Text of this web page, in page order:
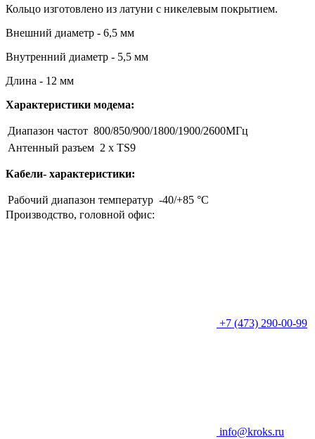
Кольцо изготовлено из латуни с никелевым покрытием.
Внешний диаметр - 6,5 мм
Внутренний диаметр - 5,5 мм
Длина - 12 мм
Характеристики модема:
Диапазон частот 800/850/900/1800/1900/2600МГц
Антенный разъем 2 x TS9
Кабели- характеристики:
Рабочий диапазон температур -40/+85 °C
Производство, головной офис:
+7 (473) 290-00-99
info@kroks.ru